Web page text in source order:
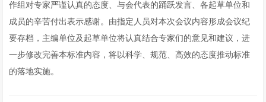
作组对专家严谨认真的态度、与会代表的踊跃发言、各起草单位和
成员的辛苦付出表示感谢。由指定人员对本次会议内容形成会议纪
要存档，主编单位及起草单位将认真结合专家们的意见和建议，进
一步修改完善本标准内容，将以科学、规范、高效的态度推动标准
的落地实施。